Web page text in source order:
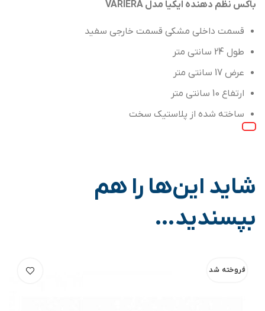
باکس نظم دهنده ایکیا مدل VARIERA
قسمت داخلی مشکی قسمت خارجی سفید
طول 24 سانتی متر
عرض 17 سانتی متر
ارتفاع 10 سانتی متر
ساخته شده از پلاستیک سخت
شاید این‌ها را هم
بپسندید…
فروخته شد